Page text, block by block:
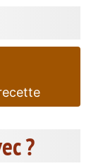
?